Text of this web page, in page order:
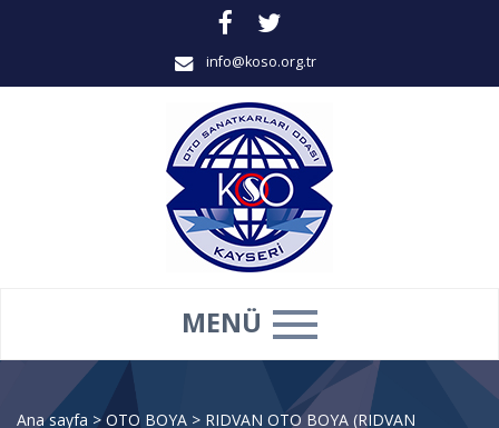
info@koso.org.tr
MENÜ
Ana sayfa > OTO BOYA > RIDVAN OTO BOYA (RIDVAN